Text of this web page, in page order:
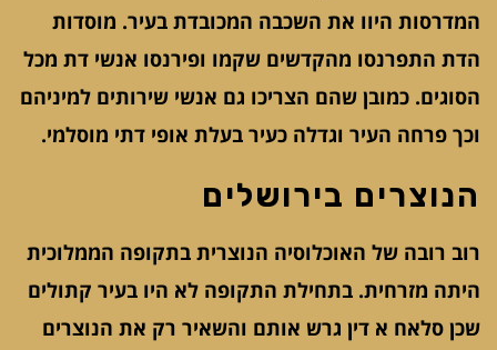
המדרסות היוו את השכבה המכובדת בעיר. מוסדות
הדת התפרנסו מהקדשים שקמו ופירנסו אנשי דת מכל
הסוגים. כמובן שהם הצריכו גם אנשי שירותים למיניהם
וכך פרחה העיר וגדלה כעיר בעלת אופי דתי מוסלמי.
הנוצרים בירושלים
רוב רובה של האוכלוסיה הנוצרית בתקופה הממלוכית
היתה מזרחית. בתחילת התקופה לא היו בעיר קתולים
שכן סלאח א דין גרש אותם והשאיר רק את הנוצרים